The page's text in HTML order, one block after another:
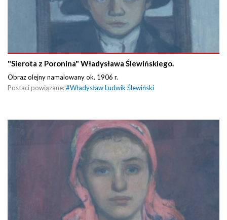
"Sierota z Poronina" Władysława Ślewińskiego.
Obraz olejny namalowany ok. 1906 r.
Postaci powiązane:#Władysław Ludwik Ślewiński